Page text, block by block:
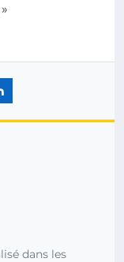
dans les